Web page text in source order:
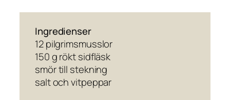
Ingredienser
12 pilgrimsmusslor
150 g rökt sidfläsk
smör till stekning
salt och vitpeppar